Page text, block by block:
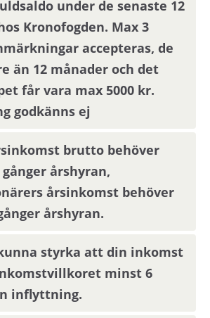
dem som blir aktuell för en
du att bli inbjuden till visning
information i form av
rangordning.
kommer att synas på Mina
på mejl om du har fyllt i en
Om du har skyddade
får du endast visningsinbjudan
för bostaden behöver du
hyresvärd och
lämnar ut
om dig till den nya
under de senaste 12
Kronofogden. Max 3
accepteras, de
än 12 månader och det
får vara max 5000 kr.
godkänns ej
brutto behöver
årshyran,
årsinkomst behöver
årshyran.
styrka att din inkomst
minst 6
inflyttning.